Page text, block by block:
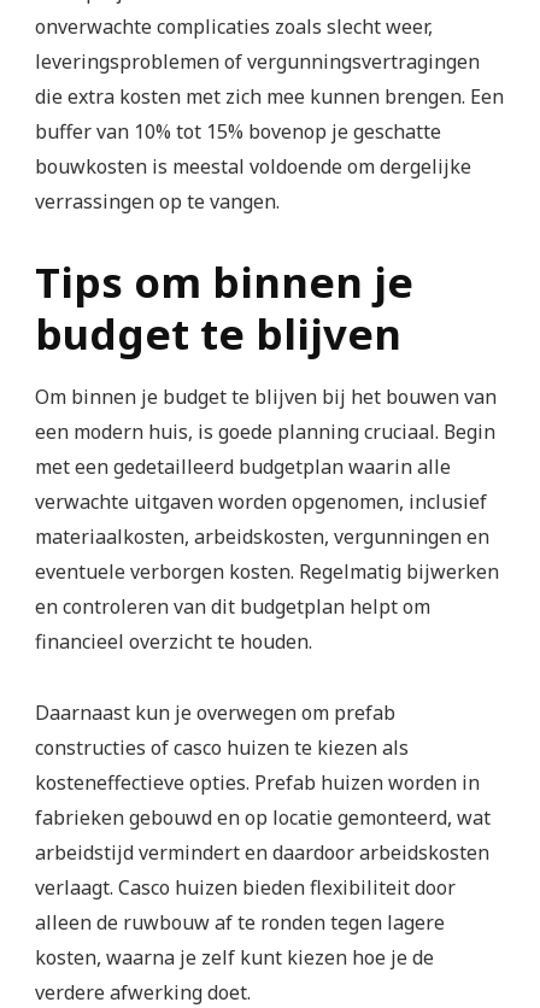
onverwachte complicaties zoals slecht weer,
leveringsproblemen of vergunningsvertragingen
die extra kosten met zich mee kunnen brengen. Een
buffer van 10% tot 15% bovenop je geschatte
bouwkosten is meestal voldoende om dergelijke
verrassingen op te vangen.
Tips om binnen je
budget te blijven
Om binnen je budget te blijven bij het bouwen van
een modern huis, is goede planning cruciaal. Begin
met een gedetailleerd budgetplan waarin alle
verwachte uitgaven worden opgenomen, inclusief
materiaalkosten, arbeidskosten, vergunningen en
eventuele verborgen kosten. Regelmatig bijwerken
en controleren van dit budgetplan helpt om
financieel overzicht te houden.
Daarnaast kun je overwegen om prefab
constructies of casco huizen te kiezen als
kosteneffectieve opties. Prefab huizen worden in
fabrieken gebouwd en op locatie gemonteerd, wat
arbeidstijd vermindert en daardoor arbeidskosten
verlaagt. Casco huizen bieden flexibiliteit door
alleen de ruwbouw af te ronden tegen lagere
kosten, waarna je zelf kunt kiezen hoe je de
verdere afwerking doet.